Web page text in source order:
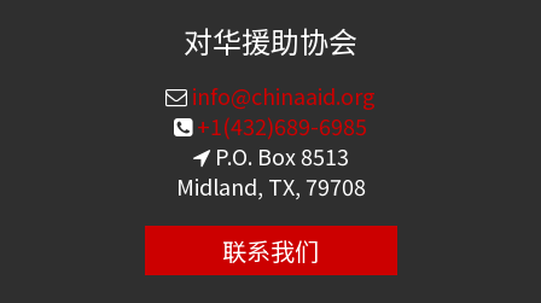
对华援助协会
info@chinaaid.org
+1(432)689-6985
P.O. Box 8513
Midland, TX, 79708
联系我们